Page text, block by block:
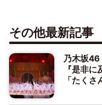
その他最新記事
乃木坂
『是非
「たくさ